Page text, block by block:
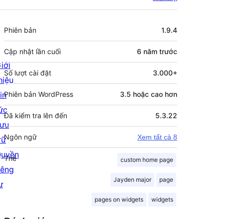
Meta
Phiên bản 1.9.4
Cập nhật lần cuối 6 năm trước
Số lượt cài đặt 3.000+
Phiên bản WordPress 3.5 hoặc cao hơn
Đã kiểm tra lên đến 5.3.22
Ngôn ngữ Xem tất cả 8
Thẻ custom home page
Jayden major page
pages on widgets widgets